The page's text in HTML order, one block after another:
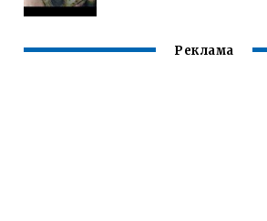
Реклама